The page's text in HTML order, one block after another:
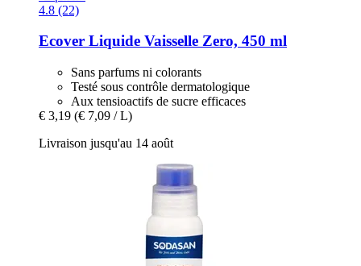
4.8 (22)
Ecover Liquide Vaisselle Zero, 450 ml
Sans parfums ni colorants
Testé sous contrôle dermatologique
Aux tensioactifs de sucre efficaces
€ 3,19 (€ 7,09 / L)
Livraison jusqu'au 14 août